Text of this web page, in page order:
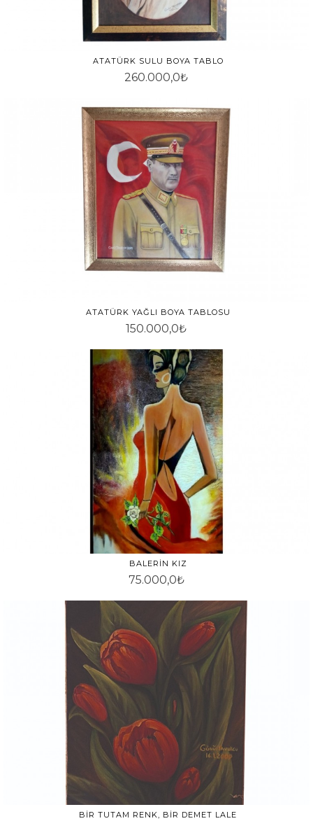
ATATÜRK SULU BOYA TABLO
260.000,0₺
ATATÜRK YAĞLI BOYA TABLOSU
150.000,0₺
BALERIN KIZ
75.000,0₺
BIR TUTAM RENK, BIR DEMET LALE